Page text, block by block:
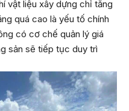
vật liệu xây dựng chỉ tăng
quá cao là yếu tố chính
có cơ chế quản lý giá
sản sẽ tiếp tục duy trì